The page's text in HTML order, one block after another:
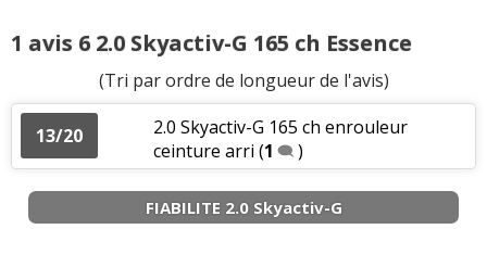
1 avis 6 2.0 Skyactiv-G 165 ch Essence
(Tri par ordre de longueur de l'avis)
13/20
2.0 Skyactiv-G 165 ch enrouleur
ceinture arri (1 )
FIABILITE 2.0 Skyactiv-G